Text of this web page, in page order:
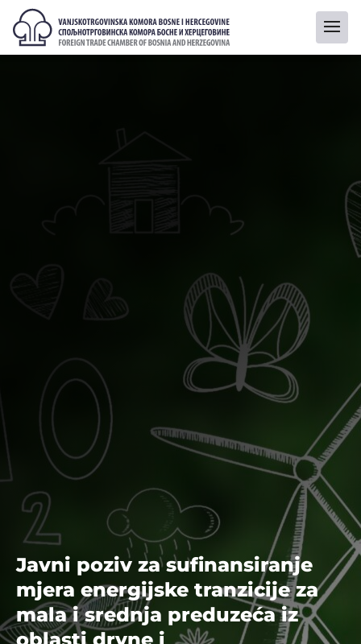
Javni poziv za sufinansiranje
mjera energijske tranzicije za
mala i srednja preduzeća iz